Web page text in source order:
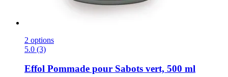
2 options
5.0 (3)
Effol Pommade pour Sabots vert, 500 ml